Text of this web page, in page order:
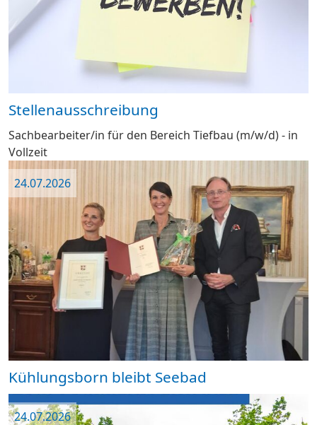
Stellenausschreibung
Sachbearbeiter/in für den Bereich Tiefbau (m/w/d) - in
Vollzeit
Kühlungsborn bleibt Seebad
24.07.2026
24.07.2026